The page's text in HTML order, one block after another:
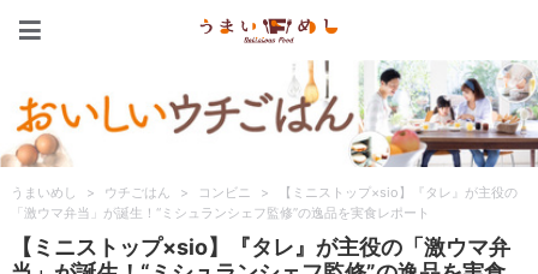
うまいめし > ウチごはん > コンビニ >
【ミニストップ×sio】『タレ』が主役の
「激ウマ弁当」が誕生！“ミシュランシェフ監修”の逸品を実食レポート
【ミニストップ×sio】『タレ』が主役の「激ウマ弁